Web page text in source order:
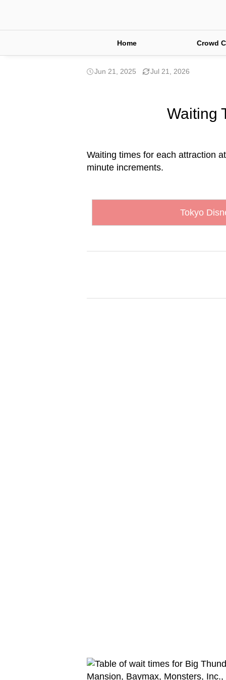
Home Crowd
Jun 21, 2025 Jul 21, 2026
Waiting
Waiting times for each attraction
minute increments.
Tokyo